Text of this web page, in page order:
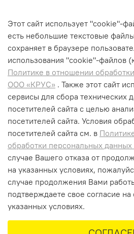
14 490 ₽
7 390 ₽
+7 (495) 662-99-75
info@krus-group.ru
Этот сайт использует "cookie"-
есть небольшие текстовые
сохраняет в браузере
использования "cookiе"-файлов
Политике в отношении
ООО «КРУС» . Также этот сайт
сервисы для сбора технических
посетителей сайта с целью
посетителей сайта. Условия
посетителей сайта см. в
обработки персональных
случае Вашего отказа от
на указанных условиях,
случае продолжения Вами
подтверждаете свое согласие
указанных условиях.